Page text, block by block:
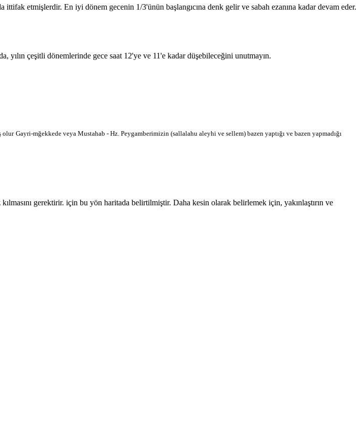
etmişlerdir. En iyi dönem gecenin 1/3'ünün başlangıcına denk gelir ve sabah ezanına kadar devam eder.
yılın çeşitli dönemlerinde gece saat 12'ye ve 11'e kadar düşebileceğini unutmayın.
olur Gayri-mğekkede veya Mustahab - Hz. Peygamberimizin (sallalahu aleyhi ve sellem) bazen yaptığı ve bazen yapmadığı
gerektirir. için bu yön haritada belirtilmiştir. Daha kesin olarak belirlemek için, yakınlaştırın ve